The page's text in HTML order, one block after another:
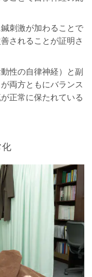
刺激が加わることで
されることが証明さ
性の自律神経）と副
両方ともにバランス
正常に保たれている
化